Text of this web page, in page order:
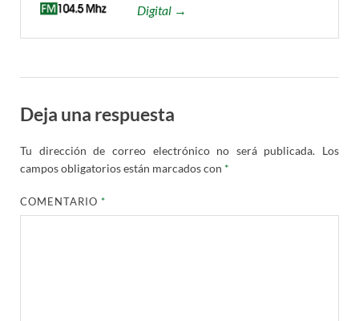
Digital →
Deja una respuesta
Tu dirección de correo electrónico no será publicada. Los
campos obligatorios están marcados con *
COMENTARIO*